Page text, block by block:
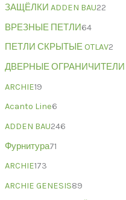
ЗАЩЁЛКИ ADDEN BAU22
ВРЕЗНЫЕ ПЕТЛИ64
ПЕТЛИ СКРЫТЫЕ OTLAV2
ДВЕРНЫЕ ОГРАНИЧИТЕЛИ
ARCHIE19
Acanto Line6
ADDEN BAU246
Фурнитура71
ARCHIE173
ARCHIE GENESIS89